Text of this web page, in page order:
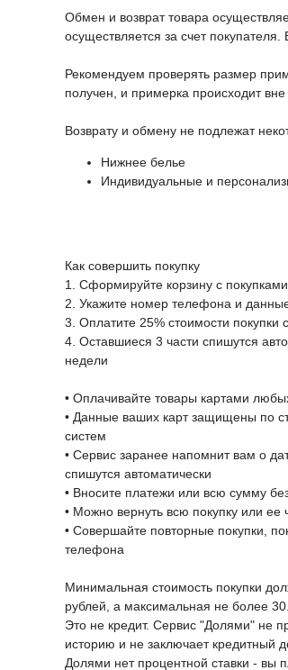
Обмен и возврат товара
осуществляется за счет
Рекомендуем проверять размер
получен, и примерка происходит
Возврату и обмену не подлежат
Нижнее белье
Индивидуальные и
Как совершить покупку
1. Сформируйте корзину с
2. Укажите номер телефона и
3. Оплатите 25% стоимости
4. Оставшиеся 3 части спишутся
недели
• Оплачивайте товары картами
• Данные ваших карт защищены по
систем
• Сервис заранее напомнит вам о
спишутся автоматически
• Вносите платежи или всю сумму
• Можно вернуть всю покупку или ее
• Совершайте повторные покупки,
телефона
Минимальная стоимость покупки
рублей, а максимальная не более
Это не кредит. Сервис "Долями" не
историю и не заключает кредитный
Долями нет процентной ставки - вы